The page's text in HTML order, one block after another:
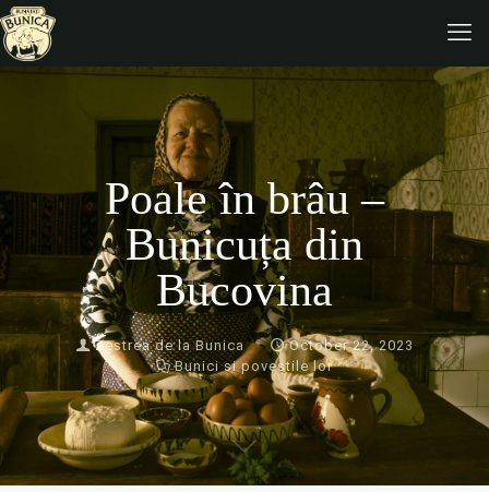
Poale în brâu –
Bunicuța din
Bucovina
Zestrea de la Bunica
October 22, 2023
Bunici si povestile lor